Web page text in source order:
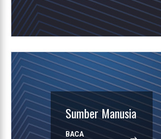
Sumber Manusia
BACA